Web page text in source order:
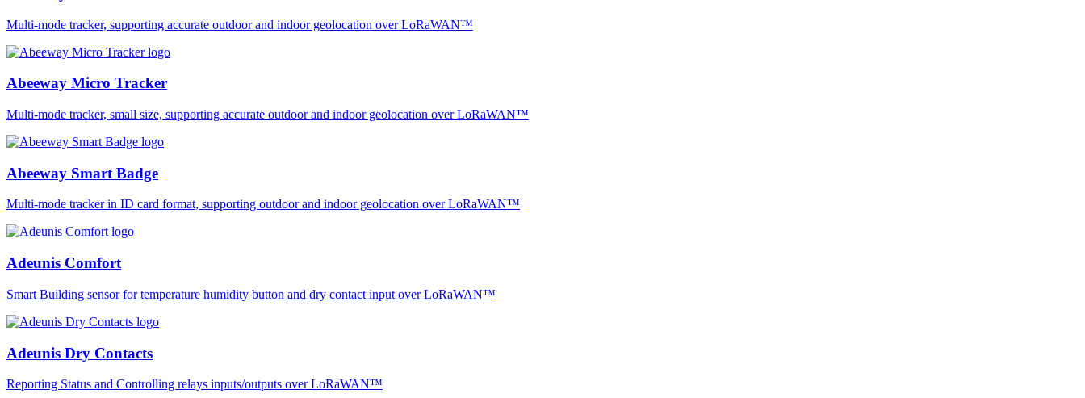
Multi-mode tracker, supporting accurate outdoor and indoor geolocation over LoRaWAN™
Abeeway Micro Tracker
Multi-mode tracker, small size, supporting accurate outdoor and indoor geolocation over LoRaWAN™
Abeeway Smart Badge
Multi-mode tracker in ID card format, supporting outdoor and indoor geolocation over LoRaWAN™
Adeunis Comfort
Smart Building sensor for temperature humidity button and dry contact input over LoRaWAN™
Adeunis Dry Contacts
Reporting Status and Controlling relays inputs/outputs over LoRaWAN™